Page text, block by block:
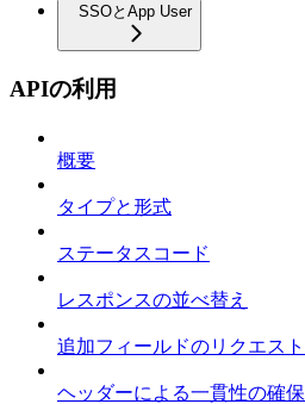
SSOとApp User
APIの利用
概要
タイプと形式
ステータスコード
レスポンスの並べ替え
追加フィールドのリクエスト
ヘッダーによる一貫性の確保